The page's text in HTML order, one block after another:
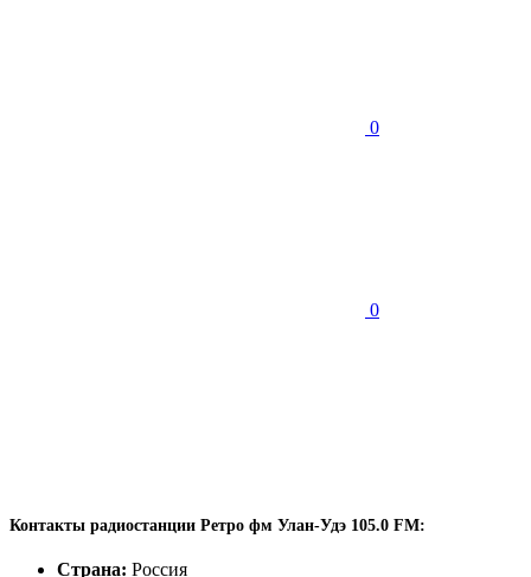
0
0
Контакты радиостанции Ретро фм Улан-Удэ 105.0 FM:
Страна: Россия